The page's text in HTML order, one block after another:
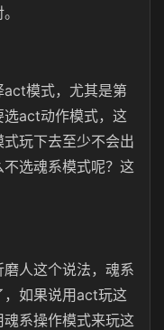
act模式，尤其是第
act动作模式，这
玩下去至少不会出
选魂系模式呢？这
人这个说法，魂系
，如果说用act玩这
系操作模式来玩这